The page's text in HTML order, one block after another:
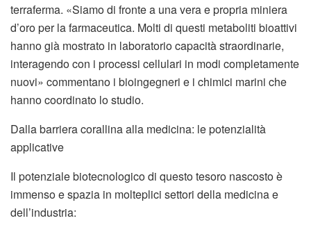
terraferma. «Siamo di fronte a una vera e propria miniera
d’oro per la farmaceutica. Molti di questi metaboliti bioattivi
hanno già mostrato in laboratorio capacità straordinarie,
interagendo con i processi cellulari in modi completamente
nuovi» commentano i bioingegneri e i chimici marini che
hanno coordinato lo studio.
Dalla barriera corallina alla medicina: le potenzialità
applicative
Il potenziale biotecnologico di questo tesoro nascosto è
immenso e spazia in molteplici settori della medicina e
dell’industria: